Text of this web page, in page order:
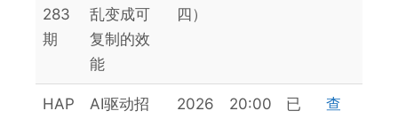
283
期
乱变成可
复制的效
能
四）
HAP
AI驱动招
2026
20:00
已
查